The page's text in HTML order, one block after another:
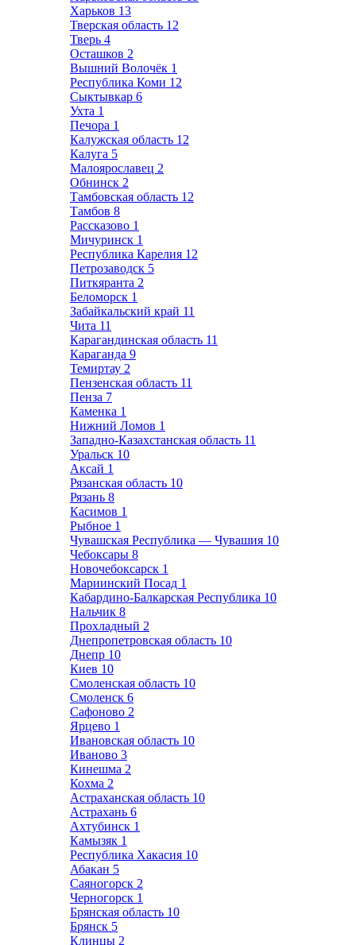
Харьков 13
Тверская область 12
Тверь 4
Осташков 2
Вышний Волочёк 1
Республика Коми 12
Сыктывкар 6
Ухта 1
Печора 1
Калужская область 12
Калуга 5
Малоярославец 2
Обнинск 2
Тамбовская область 12
Тамбов 8
Рассказово 1
Мичуринск 1
Республика Карелия 12
Петрозаводск 5
Питкяранта 2
Беломорск 1
Забайкальский край 11
Чита 11
Карагандинская область 11
Караганда 9
Темиртау 2
Пензенская область 11
Пенза 7
Каменка 1
Нижний Ломов 1
Западно-Казахстанская область 11
Уральск 10
Аксай 1
Рязанская область 10
Рязань 8
Касимов 1
Рыбное 1
Чувашская Республика — Чувашия 10
Чебоксары 8
Новочебоксарск 1
Мариинский Посад 1
Кабардино-Балкарская Республика 10
Нальчик 8
Прохладный 2
Днепропетровская область 10
Днепр 10
Киев 10
Смоленская область 10
Смоленск 6
Сафоново 2
Ярцево 1
Ивановская область 10
Иваново 3
Кинешма 2
Кохма 2
Астраханская область 10
Астрахань 6
Ахтубинск 1
Камызяк 1
Республика Хакасия 10
Абакан 5
Саяногорск 2
Черногорск 1
Брянская область 10
Брянск 5
Клинцы 2